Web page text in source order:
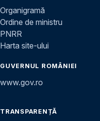
Organigramă
Ordine de ministru
PNRR
Harta site-ului
GUVERNUL ROMÂNIEI
www.gov.ro
TRANSPARENȚĂ